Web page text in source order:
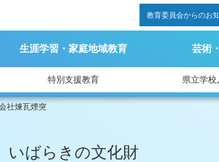
教育委員会からのお
生涯学習・家庭地域教育 芸術
特別支援教育 県立学校
社煉瓦煙突
いばらきの文化財